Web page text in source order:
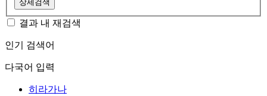
상세검색
결과 내 재검색
인기 검색어
다국어 입력
히라가나